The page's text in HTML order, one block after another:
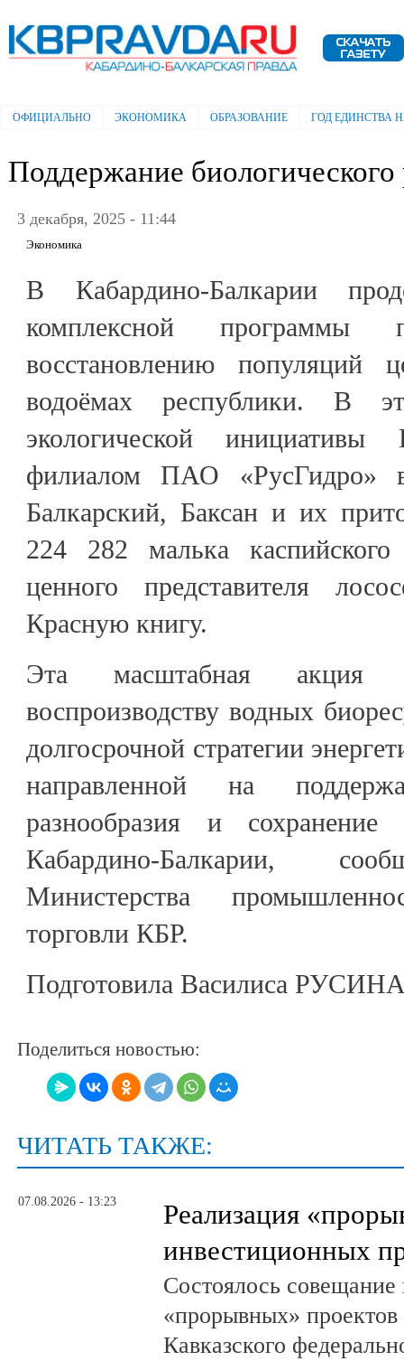
Электронная газета "Кабардино-
Балкарская правда"
Главное меню
ОФИЦИАЛЬНО ЭКОНОМИКА ОБРАЗОВАНИЕ ГОД ЕДИНСТВА
Поддержание биологического
3 декабря, 2025 - 11:44
Экономика
В Кабардино-Балкарии
комплексной
восстановлению
водоёмах республики. В
экологической инициативы
филиалом ПАО «РусГидро»
Балкарский, Баксан и их
224 282 малька
ценного представителя
Красную книгу.
Эта масштабная акция
воспроизводству водных
долгосрочной стратегии
направленной на
разнообразия и
Кабардино-Балкарии,
Министерства
торговли КБР.
Подготовила Василиса
Поделиться новостью:
ЧИТАТЬ ТАКЖЕ:
07.08.2026 - 13:23
Реализация
инвестиционных
Состоялось
«прорывных» проектов
Кавказского